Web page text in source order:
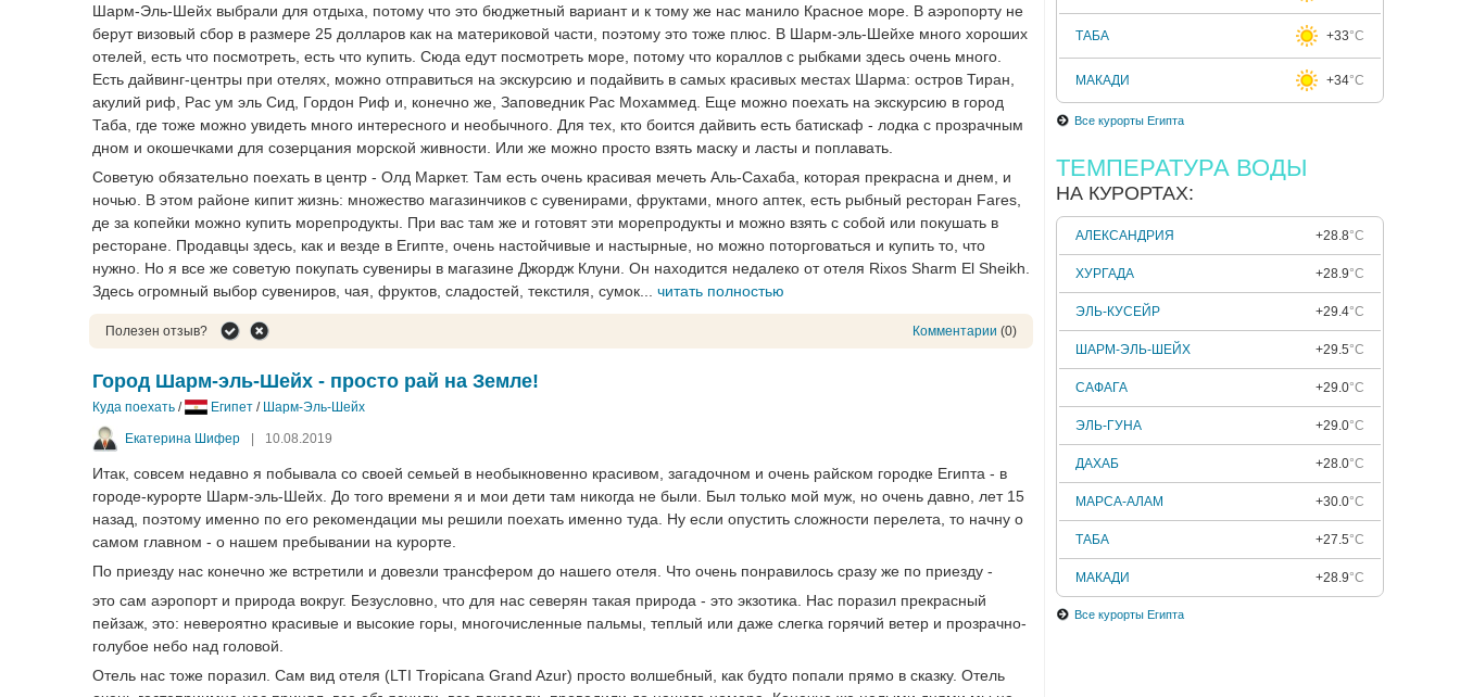
Шарм-Эль-Шейх выбрали для отдыха, потому что это бюджетный вариант и к тому же нас манило Красное море. В аэропорту не
берут визовый сбор в размере 25 долларов как на материковой части, поэтому это тоже плюс. В Шарм-эль-Шейхе много хороших
отелей, есть что посмотреть, есть что купить. Сюда едут посмотреть море, потому что кораллов с рыбками здесь очень много.
Есть дайвинг-центры при отелях, можно отправиться на экскурсию и подайвить в самых красивых местах Шарма: остров Тиран,
акулий риф, Рас ум эль Сид, Гордон Риф и, конечно же, Заповедник Рас Мохаммед. Еще можно поехать на экскурсию в город
Таба, где тоже можно увидеть много интересного и необычного. Для тех, кто боится дайвить есть батискаф - лодка с прозрачным
дном и окошечками для созерцания морской живности. Или же можно просто взять маску и ласты и поплавать.
Советую обязательно поехать в центр - Олд Маркет. Там есть очень красивая мечеть Аль-Сахаба, которая прекрасна и днем, и
ночью. В этом районе кипит жизнь: множество магазинчиков с сувенирами, фруктами, много аптек, есть рыбный ресторан Fares,
де за копейки можно купить морепродукты. При вас там же и готовят эти морепродукты и можно взять с собой или покушать в
ресторане. Продавцы здесь, как и везде в Египте, очень настойчивые и настырные, но можно поторговаться и купить то, что
нужно. Но я все же советую покупать сувениры в магазине Джордж Клуни. Он находится недалеко от отеля Rixos Sharm El Sheikh.
Здесь огромный выбор сувениров, чая, фруктов, сладостей, текстиля, сумок... читать полностью
Полезен отзыв? Комментарии (0)
Город Шарм-эль-Шейх - просто рай на Земле!
Куда поехать / Египет / Шарм-Эль-Шейх
Екатерина Шифер 10.08.2019
Итак, совсем недавно я побывала со своей семьей в необыкновенно красивом, загадочном и очень райском городке Египта - в
городе-курорте Шарм-эль-Шейх. До того времени я и мои дети там никогда не были. Был только мой муж, но очень давно, лет 15
назад, поэтому именно по его рекомендации мы решили поехать именно туда. Ну если опустить сложности перелета, то начну о
самом главном - о нашем пребывании на курорте.
По приезду нас конечно же встретили и довезли трансфером до нашего отеля. Что очень понравилось сразу же по приезду -
это сам аэропорт и природа вокруг. Безусловно, что для нас северян такая природа - это экзотика. Нас поразил прекрасный
пейзаж, это: невероятно красивые и высокие горы, многочисленные пальмы, теплый или даже слегка горячий ветер и прозрачно-
голубое небо над головой.
Отель нас тоже поразил. Сам вид отеля (LTI Tropicana Grand Azur) просто волшебный, как будто попали прямо в сказку. Отель
ТАБА +33°C
МАКАДИ +34°C
Все курорты Египта
ТЕМПЕРАТУРА ВОДЫ
НА КУРОРТАХ:
АЛЕКСАНДРИЯ +28.8°C
ХУРГАДА +28.9°C
ЭЛЬ-КУСЕЙР +29.4°C
ШАРМ-ЭЛЬ-ШЕЙХ +29.5°C
САФАГА +29.0°C
ЭЛЬ-ГУНА +29.0°C
ДАХАБ +28.0°C
МАРСА-АЛАМ +30.0°C
ТАБА +27.5°C
МАКАДИ +28.9°C
Все курорты Египта